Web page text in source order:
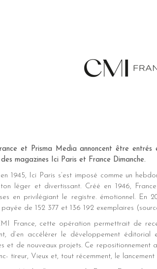
et Prisma Media annoncent être entrés
magazines Ici Paris et France Dimanche.
1945, Ici Paris s’est imposé comme un
léger et divertissant. Créé en 1946,
en privilégiant le registre. émotionnel. En
payée de 152 377 et 136 192 exemplaires
France, cette opération permettrait de
d’en accélérer le développement
et de nouveaux projets. Ce
tireur, Vieux et, tout récemment, le lancement